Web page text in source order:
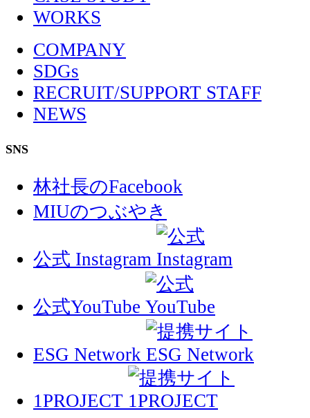
WORKS
COMPANY
SDGs
RECRUIT/SUPPORT STAFF
NEWS
SNS
林社長のFacebook
MIUのつぶやき
公式 Instagram
公式YouTube
ESG Network
1PROJECT